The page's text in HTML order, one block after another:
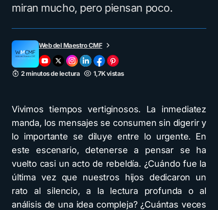
miran mucho, pero piensan poco.
Web del Maestro CMF
2 minutos de lectura 1,7K vistas
Vivimos tiempos vertiginosos. La inmediatez
manda, los mensajes se consumen sin digerir y
lo importante se diluye entre lo urgente. En
este escenario, detenerse a pensar se ha
vuelto casi un acto de rebeldía. ¿Cuándo fue la
última vez que nuestros hijos dedicaron un
rato al silencio, a la lectura profunda o al
análisis de una idea compleja? ¿Cuántas veces